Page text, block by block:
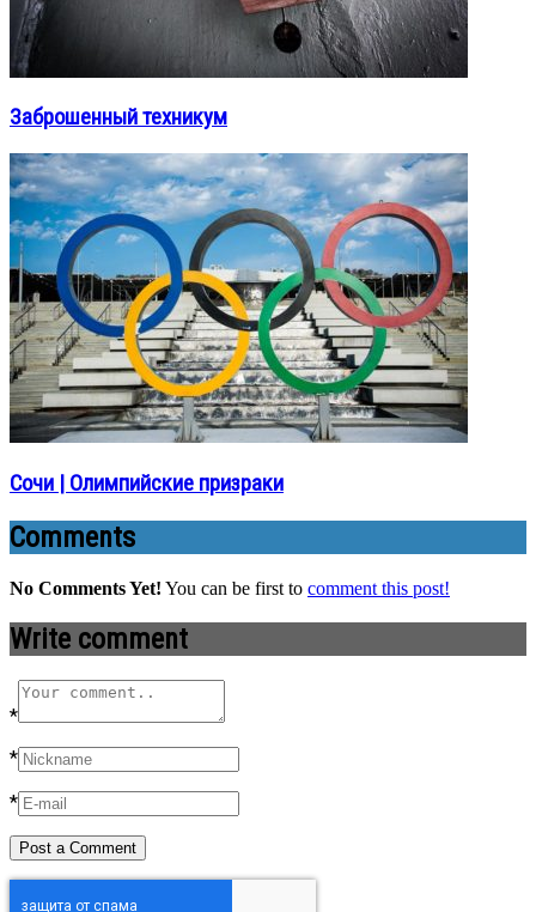
Заброшенный техникум
Сочи | Олимпийские призраки
Comments
No Comments Yet! You can be first to comment this post!
Write comment
*
*
*